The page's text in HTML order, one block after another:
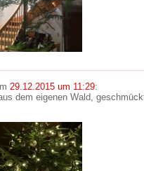
29.12.2015 um 11:29:
dem eigenen Wald,